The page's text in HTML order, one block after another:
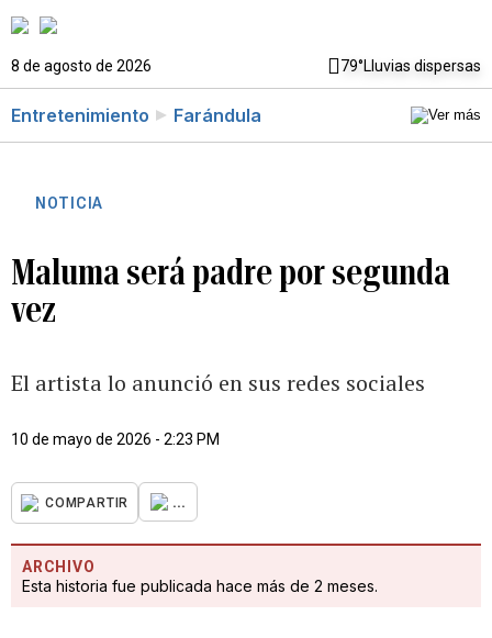
8 de agosto de 2026 79°Lluvias dispersas
Entretenimiento Farándula
NOTICIA
Maluma será padre por segunda
vez
El artista lo anunció en sus redes sociales
10 de mayo de 2026 - 2:23 PM
COMPARTIR ...
ARCHIVO
Esta historia fue publicada hace más de 2 meses.